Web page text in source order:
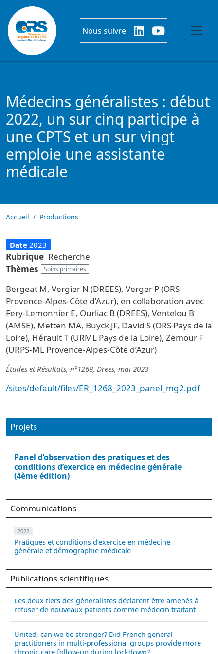
Aller au contenu principal
Nous suivre
Médecins généralistes : début
2022, un sur cinq participe à
une CPTS et un sur vingt
emploie une assistante
médicale
Accueil Productions
Date 2023
Rubrique Recherche
Thèmes
Soins primaires
Bergeat M, Vergier N (DREES), Verger P (ORS
Provence-Alpes-Côte d’Azur), en collaboration avec
Fery-Lemonnier É, Ourliac B (DREES), Ventelou B
(AMSE), Metten MA, Buyck JF, David S (ORS Pays de la
Loire), Hérault T (URML Pays de la Loire), Zemour F
(URPS-ML Provence-Alpes-Côte d’Azur)
Études et Résultats, n°1268, Drees, mai 2023
/sites/default/files/ER_1268_2023_panel_mg2.pdf
Projets
Panel d’observation des pratiques et des
conditions d’exercice en médecine générale
(4ème édition)
Communications
2022
Pratiques et conditions d’exercice en médecine
générale et démographie médicale
Publications scientifiques
Les deux tiers des généralistes déclarent être amenés à
refuser de nouveaux patients comme médecin traitant
United, can we be stronger? Did French general
practitioners in multi-professional groups provide more
chronic care follow-up during lockdown?